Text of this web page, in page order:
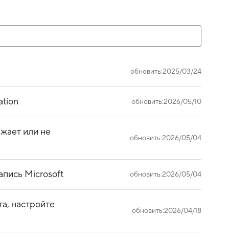
обновить:2025/03/24
обновить:2026/05/10
или не
обновить:2026/05/04
Microsoft обновить:2026/05/04
настройте
обновить:2026/04/18